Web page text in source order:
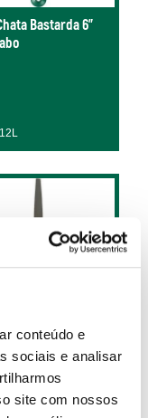
conteúdo e
sociais e analisar
site com nossos
Bastarda 6"
Bastarda 8"